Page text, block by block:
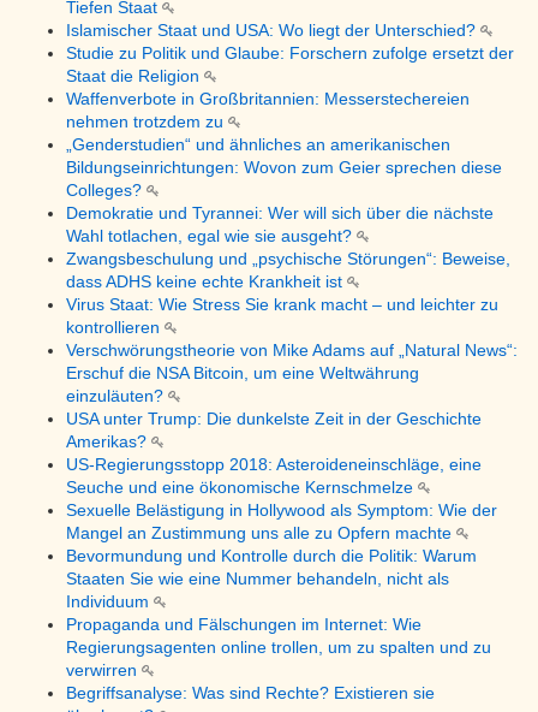
Tiefen Staat
Islamischer Staat und USA: Wo liegt der Unterschied?
Studie zu Politik und Glaube: Forschern zufolge ersetzt der
Staat die Religion
Waffenverbote in Großbritannien: Messerstechereien
nehmen trotzdem zu
„Genderstudien“ und ähnliches an amerikanischen
Bildungseinrichtungen: Wovon zum Geier sprechen diese
Colleges?
Demokratie und Tyrannei: Wer will sich über die nächste
Wahl totlachen, egal wie sie ausgeht?
Zwangsbeschulung und „psychische Störungen“: Beweise,
dass ADHS keine echte Krankheit ist
Virus Staat: Wie Stress Sie krank macht – und leichter zu
kontrollieren
Verschwörungstheorie von Mike Adams auf „Natural News“:
Erschuf die NSA Bitcoin, um eine Weltwährung
einzuläuten?
USA unter Trump: Die dunkelste Zeit in der Geschichte
Amerikas?
US-Regierungsstopp 2018: Asteroideneinschläge, eine
Seuche und eine ökonomische Kernschmelze
Sexuelle Belästigung in Hollywood als Symptom: Wie der
Mangel an Zustimmung uns alle zu Opfern machte
Bevormundung und Kontrolle durch die Politik: Warum
Staaten Sie wie eine Nummer behandeln, nicht als
Individuum
Propaganda und Fälschungen im Internet: Wie
Regierungsagenten online trollen, um zu spalten und zu
verwirren
Begriffsanalyse: Was sind Rechte? Existieren sie